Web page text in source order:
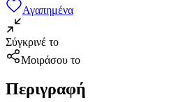
Αγαπημένα
Σύγκρινέ το
Μοιράσου το
Περιγραφή